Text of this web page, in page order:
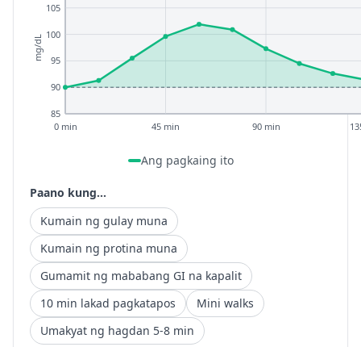
85
90
95
100
105
0 min 45 min 90 min
mg/dL
Ang pagkaing ito
Paano kung...
Kumain ng gulay muna
Kumain ng protina muna
Gumamit ng mababang GI na kapalit
10 min lakad pagkatapos
Mini walks
Umakyat ng hagdan 5-8 min